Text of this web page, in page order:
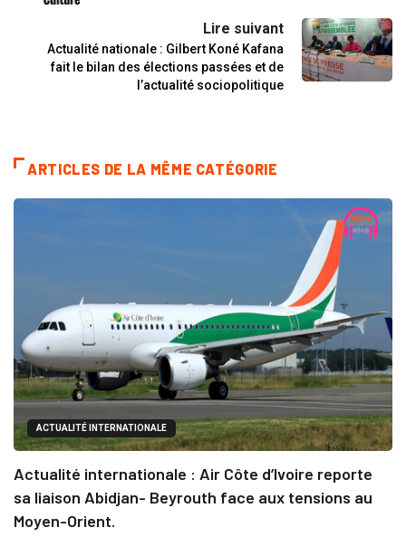
Lire suivant
Actualité nationale : Gilbert Koné Kafana
fait le bilan des élections passées et de
l’actualité sociopolitique
ARTICLES DE LA MÊME CATÉGORIE
ACTUALITÉ INTERNATIONALE
Actualité internationale : Air Côte d’Ivoire reporte
sa liaison Abidjan- Beyrouth face aux tensions au
Moyen-Orient.